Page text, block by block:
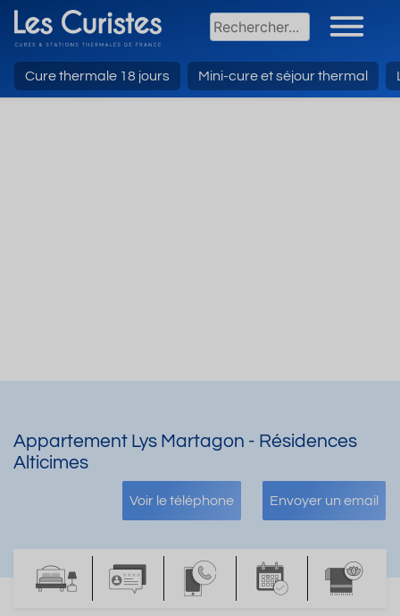
Cure thermale 18 jours Mini-cure et séjour thermal
Appartement Lys Martagon - Résidences
Alticimes
Voir le téléphone Envoyer un email